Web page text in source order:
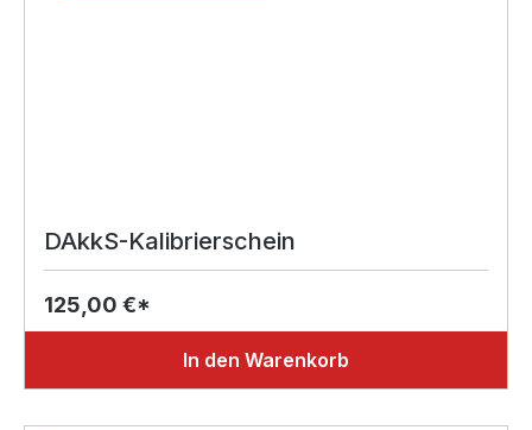
DAkkS-Kalibrierschein
125,00 €*
In den Warenkorb